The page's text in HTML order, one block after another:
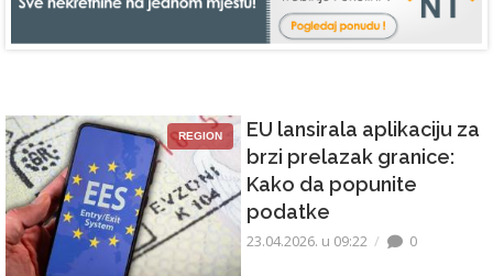
REGION
EU lansirala aplikaciju za
brzi prelazak granice:
Kako da popunite
podatke
23.04.2026. u 09:22 0